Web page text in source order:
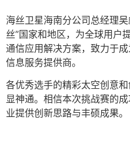
海丝卫星海南分公司总经理
丝”国家和地区，为全球用户
通信应用解决方案，致力于
信息服务提供商。
各优秀选手的精彩太空创意
显神通。相信本次挑战赛的
业提供创新思路与丰硕成果。